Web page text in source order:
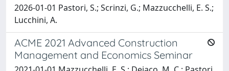
2026-01-01 Pastori, S.; Scrinzi, G.; Mazzucchelli, E. S.;
Lucchini, A.
ACME 2021 Advanced Construction
Management and Economics Seminar